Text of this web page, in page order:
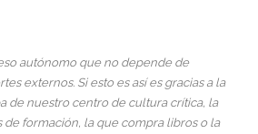
autónomo que no depende de
externos. Si esto es así es gracias a la
de nuestro centro de cultura crítica, la
de formación, la que compra libros o la